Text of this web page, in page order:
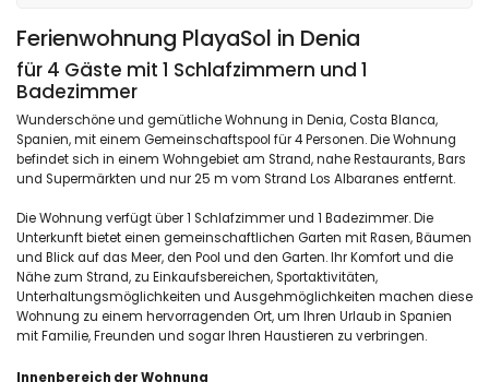
Ferienwohnung PlayaSol in Denia
für 4 Gäste mit 1 Schlafzimmern und 1
Badezimmer
Wunderschöne und gemütliche Wohnung in Denia, Costa Blanca,
Spanien, mit einem Gemeinschaftspool für 4 Personen. Die Wohnung
befindet sich in einem Wohngebiet am Strand, nahe Restaurants, Bars
und Supermärkten und nur 25 m vom Strand Los Albaranes entfernt.
Die Wohnung verfügt über 1 Schlafzimmer und 1 Badezimmer. Die
Unterkunft bietet einen gemeinschaftlichen Garten mit Rasen, Bäumen
und Blick auf das Meer, den Pool und den Garten. Ihr Komfort und die
Nähe zum Strand, zu Einkaufsbereichen, Sportaktivitäten,
Unterhaltungsmöglichkeiten und Ausgehmöglichkeiten machen diese
Wohnung zu einem hervorragenden Ort, um Ihren Urlaub in Spanien
mit Familie, Freunden und sogar Ihren Haustieren zu verbringen.
Innenbereich der Wohnung